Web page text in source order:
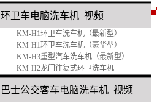
环卫车电脑洗车机_ 视频
KM-H1环卫车洗车机（最新型）
KM-H1环卫车洗车机（豪华型）
KM-H3重型汽车洗车机（最新型）
KM-H2龙门往复式环卫洗车机
巴士公交客车电脑洗车机 视频